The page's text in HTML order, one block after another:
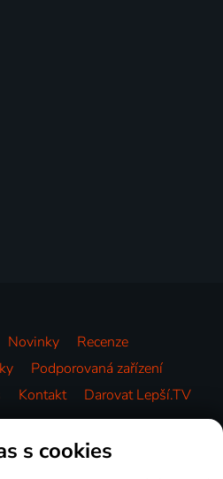
Novinky
Recenze
Podporovaná zařízení
Kontakt Darovat Lepší.TV
s cookies